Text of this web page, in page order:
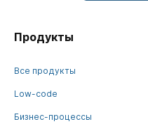
Продукты
Все продукты
Low-code
Бизнес-процессы